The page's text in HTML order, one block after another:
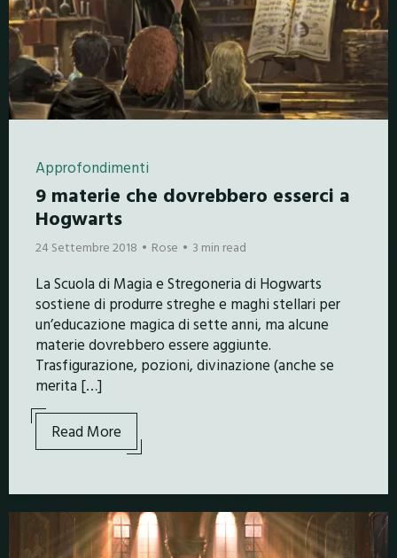
Approfondimenti
9 materie che dovrebbero esserci a
Hogwarts
24 Settembre 2018 Rose 3 min read
La Scuola di Magia e Stregoneria di Hogwarts
sostiene di produrre streghe e maghi stellari per
un’educazione magica di sette anni, ma alcune
materie dovrebbero essere aggiunte.
Trasfigurazione, pozioni, divinazione (anche se
merita […]
Read More